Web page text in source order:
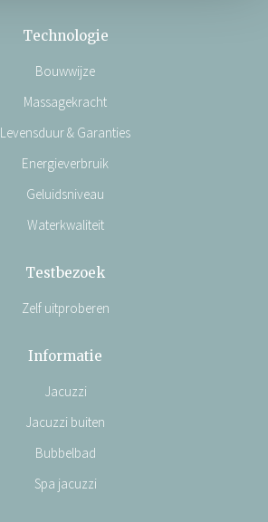
Technologie
Bouwwijze
Massagekracht
Levensduur & Garanties
Energieverbruik
Geluidsniveau
Waterkwaliteit
Testbezoek
Zelf uitproberen
Informatie
Jacuzzi
Jacuzzi buiten
Bubbelbad
Spa jacuzzi